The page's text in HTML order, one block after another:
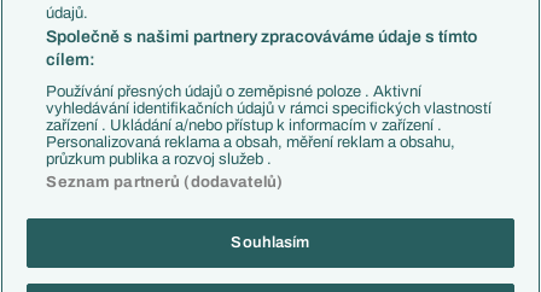
Chelsea FC
Manchester United
AC Milán
Juventus FC
Bayern Mnichov
FC Barcelona
Real Madrid
Copyright © 2001-2026 EuroFotbal.cz. Využíváme zpravodajství ČTK.
údajů.
Společně s našimi partnery zpracováváme údaje s tímto
cílem:
Používání přesných údajů o zeměpisné poloze . Aktivní
vyhledávání identifikačních údajů v rámci specifických vlastností
zařízení . Ukládání a/nebo přístup k informacím v zařízení .
Personalizovaná reklama a obsah, měření reklam a obsahu,
průzkum publika a rozvoj služeb .
Seznam partnerů (dodavatelů)
Souhlasím